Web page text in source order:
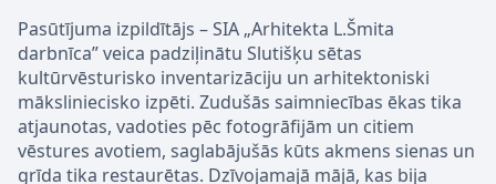
Pasūtījuma izpildītājs – SIA „Arhitekta L.Šmita
darbnīca” veica padziļinātu Slutišķu sētas
kultūrvēsturisko inventarizāciju un arhitektoniski
māksliniecisko izpēti. Zudušās saimniecības ēkas tika
atjaunotas, vadoties pēc fotogrāfijām un citiem
vēstures avotiem, saglabājušās kūts akmens sienas un
grīda tika restaurētas. Dzīvojamajā mājā, kas bija